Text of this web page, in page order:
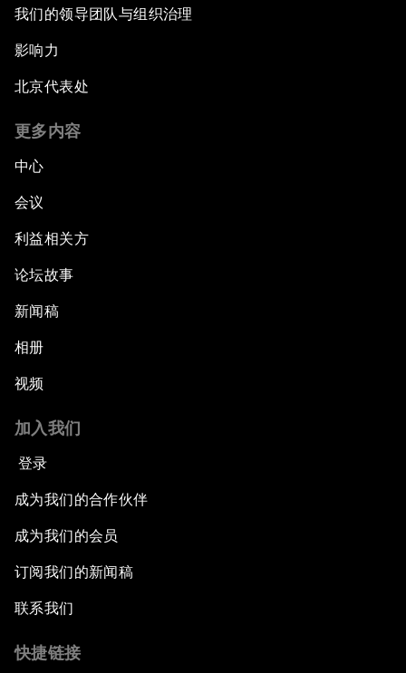
我们的领导团队与组织治理
影响力
北京代表处
更多内容
中心
会议
利益相关方
论坛故事
新闻稿
相册
视频
加入我们
登录
成为我们的合作伙伴
成为我们的会员
订阅我们的新闻稿
联系我们
快捷链接